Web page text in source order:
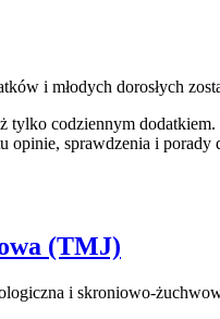
i młodych dorosłych
codziennym
sprawdzenia i
(TMJ)
i skroniowo-